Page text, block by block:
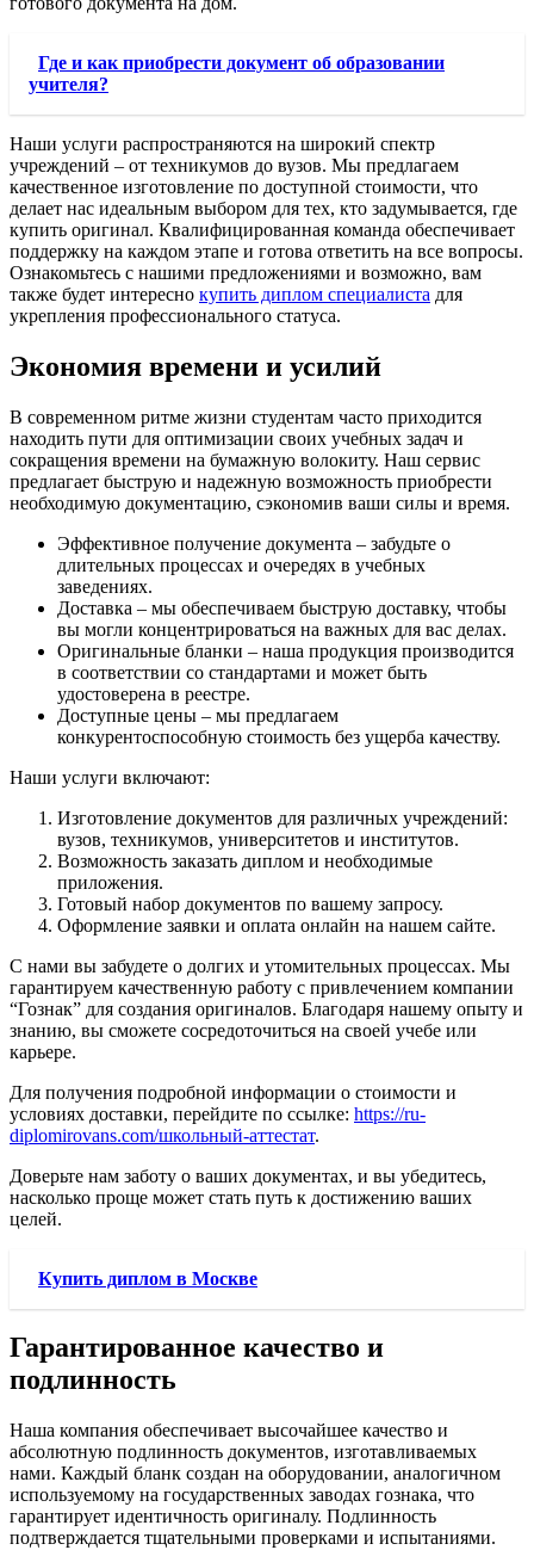
Где и как приобрести документ об образовании
учителя?
Наши услуги распространяются на широкий спектр
учреждений – от техникумов до вузов. Мы предлагаем
качественное изготовление по доступной стоимости, что
делает нас идеальным выбором для тех, кто задумывается, где
купить оригинал. Квалифицированная команда обеспечивает
поддержку на каждом этапе и готова ответить на все вопросы.
Ознакомьтесь с нашими предложениями и возможно, вам
также будет интересно купить диплом специалиста для
укрепления профессионального статуса.
Экономия времени и усилий
В современном ритме жизни студентам часто приходится
находить пути для оптимизации своих учебных задач и
сокращения времени на бумажную волокиту. Наш сервис
предлагает быструю и надежную возможность приобрести
необходимую документацию, сэкономив ваши силы и время.
Эффективное получение документа – забудьте о
длительных процессах и очередях в учебных
заведениях.
Доставка – мы обеспечиваем быструю доставку, чтобы
вы могли концентрироваться на важных для вас делах.
Оригинальные бланки – наша продукция производится
в соответствии со стандартами и может быть
удостоверена в реестре.
Доступные цены – мы предлагаем
конкурентоспособную стоимость без ущерба качеству.
Наши услуги включают:
Изготовление документов для различных учреждений:
вузов, техникумов, университетов и институтов.
Возможность заказать диплом и необходимые
приложения.
Готовый набор документов по вашему запросу.
Оформление заявки и оплата онлайн на нашем сайте.
С нами вы забудете о долгих и утомительных процессах. Мы
гарантируем качественную работу с привлечением компании
“Гознак” для создания оригиналов. Благодаря нашему опыту и
знанию, вы сможете сосредоточиться на своей учебе или
карьере.
Для получения подробной информации о стоимости и
условиях доставки, перейдите по ссылке: https://ru-
diplomirovans.com/школьный-аттестат.
Доверьте нам заботу о ваших документах, и вы убедитесь,
насколько проще может стать путь к достижению ваших
целей.
Купить диплом в Москве
Гарантированное качество и
подлинность
Наша компания обеспечивает высочайшее качество и
абсолютную подлинность документов, изготавливаемых
нами. Каждый бланк создан на оборудовании, аналогичном
используемому на государственных заводах гознака, что
гарантирует идентичность оригиналу. Подлинность
подтверждается тщательными проверками и испытаниями.